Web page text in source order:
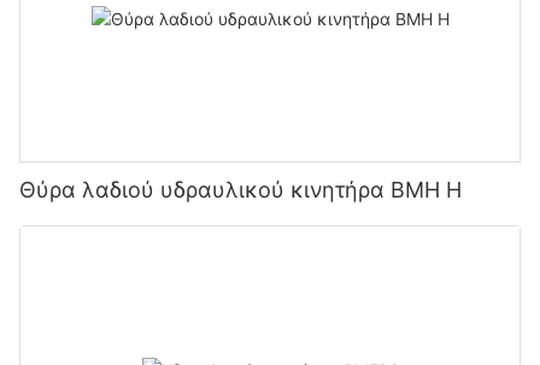
Θύρα λαδιού υδραυλικού κινητήρα BMH H